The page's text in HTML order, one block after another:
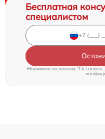
Бесплатная
специалистом
Нажимая на кнопку "Оставить